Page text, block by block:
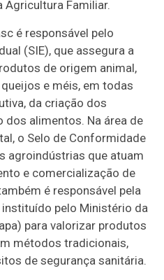
Agricultura Familiar.
é responsável pelo
(SIE), que assegura a
de origem animal,
e méis, em todas
da criação dos
dos alimentos. Na área de
o Selo de Conformidade
agroindústrias que atuam
e comercialização de
é responsável pela
instituído pelo Ministério da
para valorizar produtos
métodos tradicionais,
de segurança sanitária.